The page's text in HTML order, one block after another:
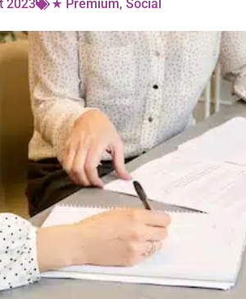
2023 ★ Premium,Social